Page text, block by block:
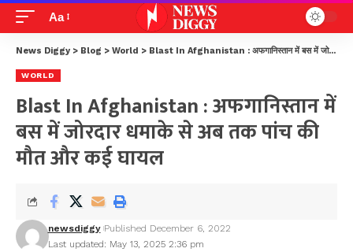
Aa
News Diggy > Blog > World > Blast In Afghanistan : अफगानिस्तान में बस में जोरदार धमाके से अब तक पांच की मौत और कई घायल
WORLD
Blast In Afghanistan : अफगानिस्तान में
बस में जोरदार धमाके से अब तक पांच की
मौत और कई घायल
Last updated: May 13, 2025 2:36 pm
newsdiggy Published December 6, 2022